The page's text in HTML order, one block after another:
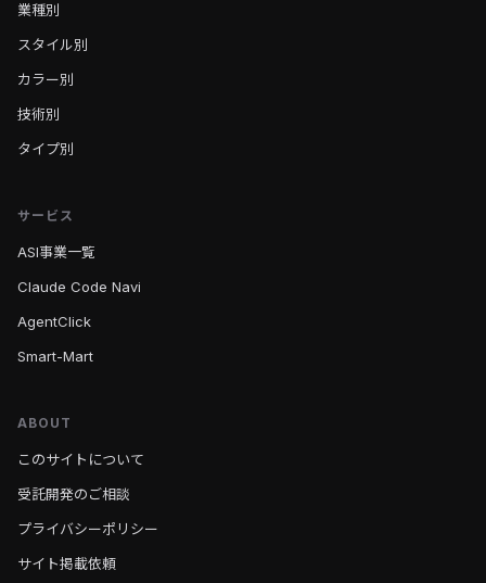
業種別
スタイル別
カラー別
技術別
タイプ別
サービス
ASI事業一覧
Claude Code Navi
AgentClick
Smart-Mart
ABOUT
このサイトについて
受託開発のご相談
プライバシーポリシー
サイト掲載依頼